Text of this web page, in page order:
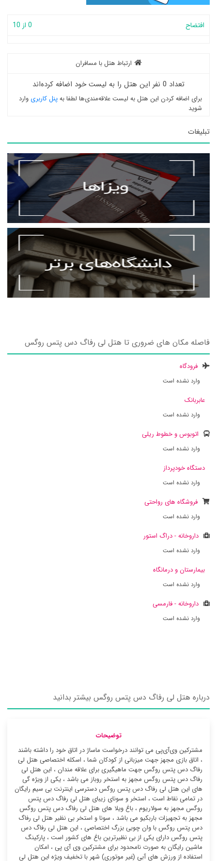
افتضاح 0 از 10
ارتباط هتل با مسافران
تعداد 0 نفر این هتل را به لیست خود اضافه کرده‌اند
برای اضافه کردن این هتل به لیست علاقه‌مندی‌ها لطفا بهپنل کاربری وارد
شوید
تبلیغات
فاصله مکان های ضروری تا هتل لی رفاگ دس پتس روگس
فرودگاه
وارد نشده است
عابربانک
وارد نشده است
اتوبوس و خطوط ریلی
وارد نشده است
دستگاه خودپرداز
وارد نشده است
فروشگاه های رواحتی
وارد نشده است
داروخانه - دراگ استور
وارد نشده است
بیمارستان و درمانگاه
وارد نشده است
داروخانه - فارمسی
وارد نشده است
درباره هتل لی رفاگ دس پتس روگس بیشتر بدانید
توضیحات
مشترکین وی‌آی‌پی می توانند درخواست ماساژ در اتاق خود را داشته باشند
، اتاق بازی مجهز جهت میزبانی از کودکان شما ، اسکله اختصاصی هتل لی
رفاگ دس پتس روگس جهت ماهیگیری برای علاقه مندان ، این هتل لی
رفاگ دس پتس روگس مجهز به استخر روباز می باشد ، یکی از ویژه گی
های این هتل لی رفاگ دس پتس روگس دسترسی اینترنت بی سیم رایگان
در تمامی نقاط است ، استخر و سونای زیبای هتل لی رفاگ دس پتس
روگس مجهز به سولاریوم ، باغ ویلا های هتل لی رفاگ دس پتس روگس
مجهز به تجهیزات باربکیو می باشد ، سونا و استخر بی نظیر هتل لی رفاگ
دس پتس روگس با وان چوبی بزرگ اختصاصی ، این هتل لی رفاگ دس
پتس روگس دارای یکی از بی نظیرترین باغ های کشور است ، پارکینگ
ماشین رایگان به صورت نامحدود برای مشترکین وی آی پی ، امکان
استفاده از ورزش های آبی (غیر موتوری) شهر با تخفیف ویژه این هتل لی